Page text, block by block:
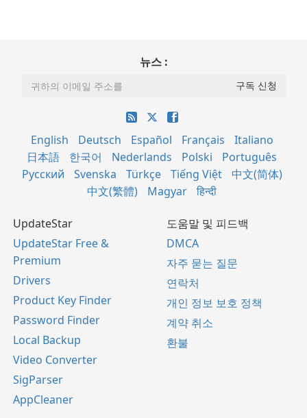
뉴스 :
English Deutsch Español Français
Italiano
日本語
한국어 Nederlands Polski
Português
Русский
Svenska Türkçe Tiếng Việt
中文(简体)
中文(繁體)
Magyar हिन्दी
UpdateStar
UpdateStar Free &
Premium
Drivers
Product Key Finder
Password Finder
Local Backup
Video Converter
SigParser
AppCleaner
도움말 및 피드백
DMCA
자주 묻는 질문
연락처
개인 정보 보호 정책
계약 취소
환불